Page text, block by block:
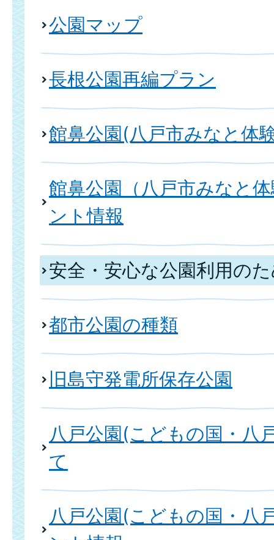
公園マップ
長根公園再編プラン
館鼻公園(八戸市みなと体
館鼻公園（八戸市みなと
ント情報
安全・安心な公園利用の
都市公園の種類
旧島守発電所保存公園
八戸公園(こどもの国・八
て
八戸公園(こどもの国・八